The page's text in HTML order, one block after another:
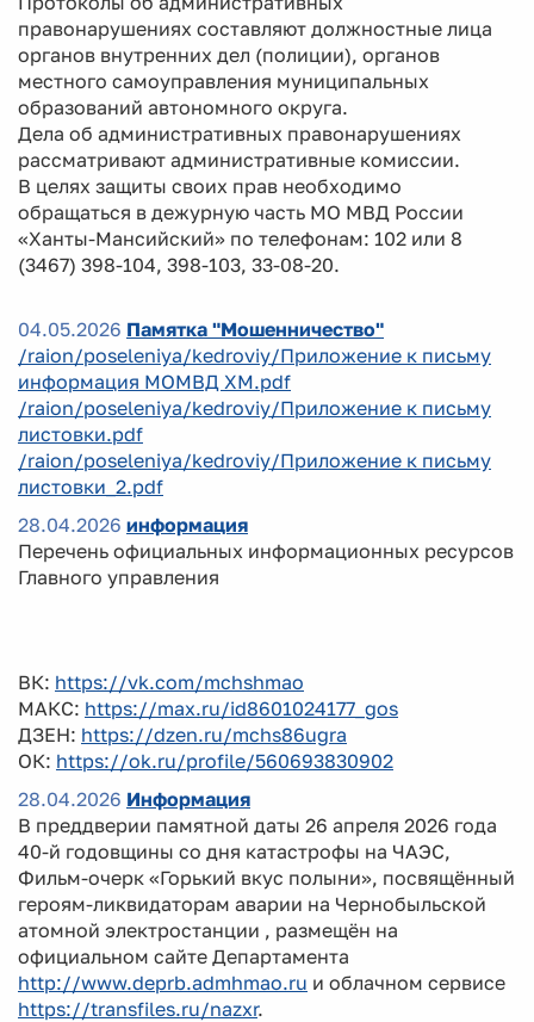
правонарушениях составляют должностные лица
органов внутренних дел (полиции), органов
местного самоуправления муниципальных
образований автономного округа.
Дела об административных правонарушениях
рассматривают административные комиссии.
В целях защиты своих прав необходимо
обращаться в дежурную часть МО МВД России
«Ханты-Мансийский» по телефонам: 102 или 8
(3467) 398-104, 398-103, 33-08-20.
04.05.2026 Памятка "Мошенничество"
/raion/poseleniya/kedroviy/Приложение к письму
информация МОМВД ХМ.pdf
/raion/poseleniya/kedroviy/Приложение к письму
листовки.pdf
/raion/poseleniya/kedroviy/Приложение к письму
листовки_2.pdf
28.04.2026 информация
Перечень официальных информационных ресурсов
Главного управления
ВК: https://vk.com/mchshmao
МАКС: https://max.ru/id8601024177_gos
ДЗЕН: https://dzen.ru/mchs86ugra
ОК: https://ok.ru/profile/560693830902
28.04.2026 Информация
В преддверии памятной даты 26 апреля 2026 года
40-й годовщины со дня катастрофы на ЧАЭС,
Фильм-очерк «Горький вкус полыни», посвящённый
героям-ликвидаторам аварии на Чернобыльской
атомной электростанции , размещён на
официальном сайте Департамента
http://www.deprb.admhmao.ru и облачном сервисе
https://transfiles.ru/nazxr.